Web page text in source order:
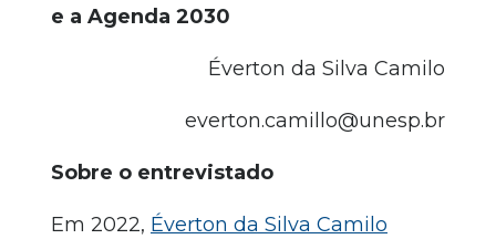
e a Agenda 2030
Éverton da Silva Camilo
everton.camillo@unesp.br
Sobre o entrevistado
Em 2022, Éverton da Silva Camilo